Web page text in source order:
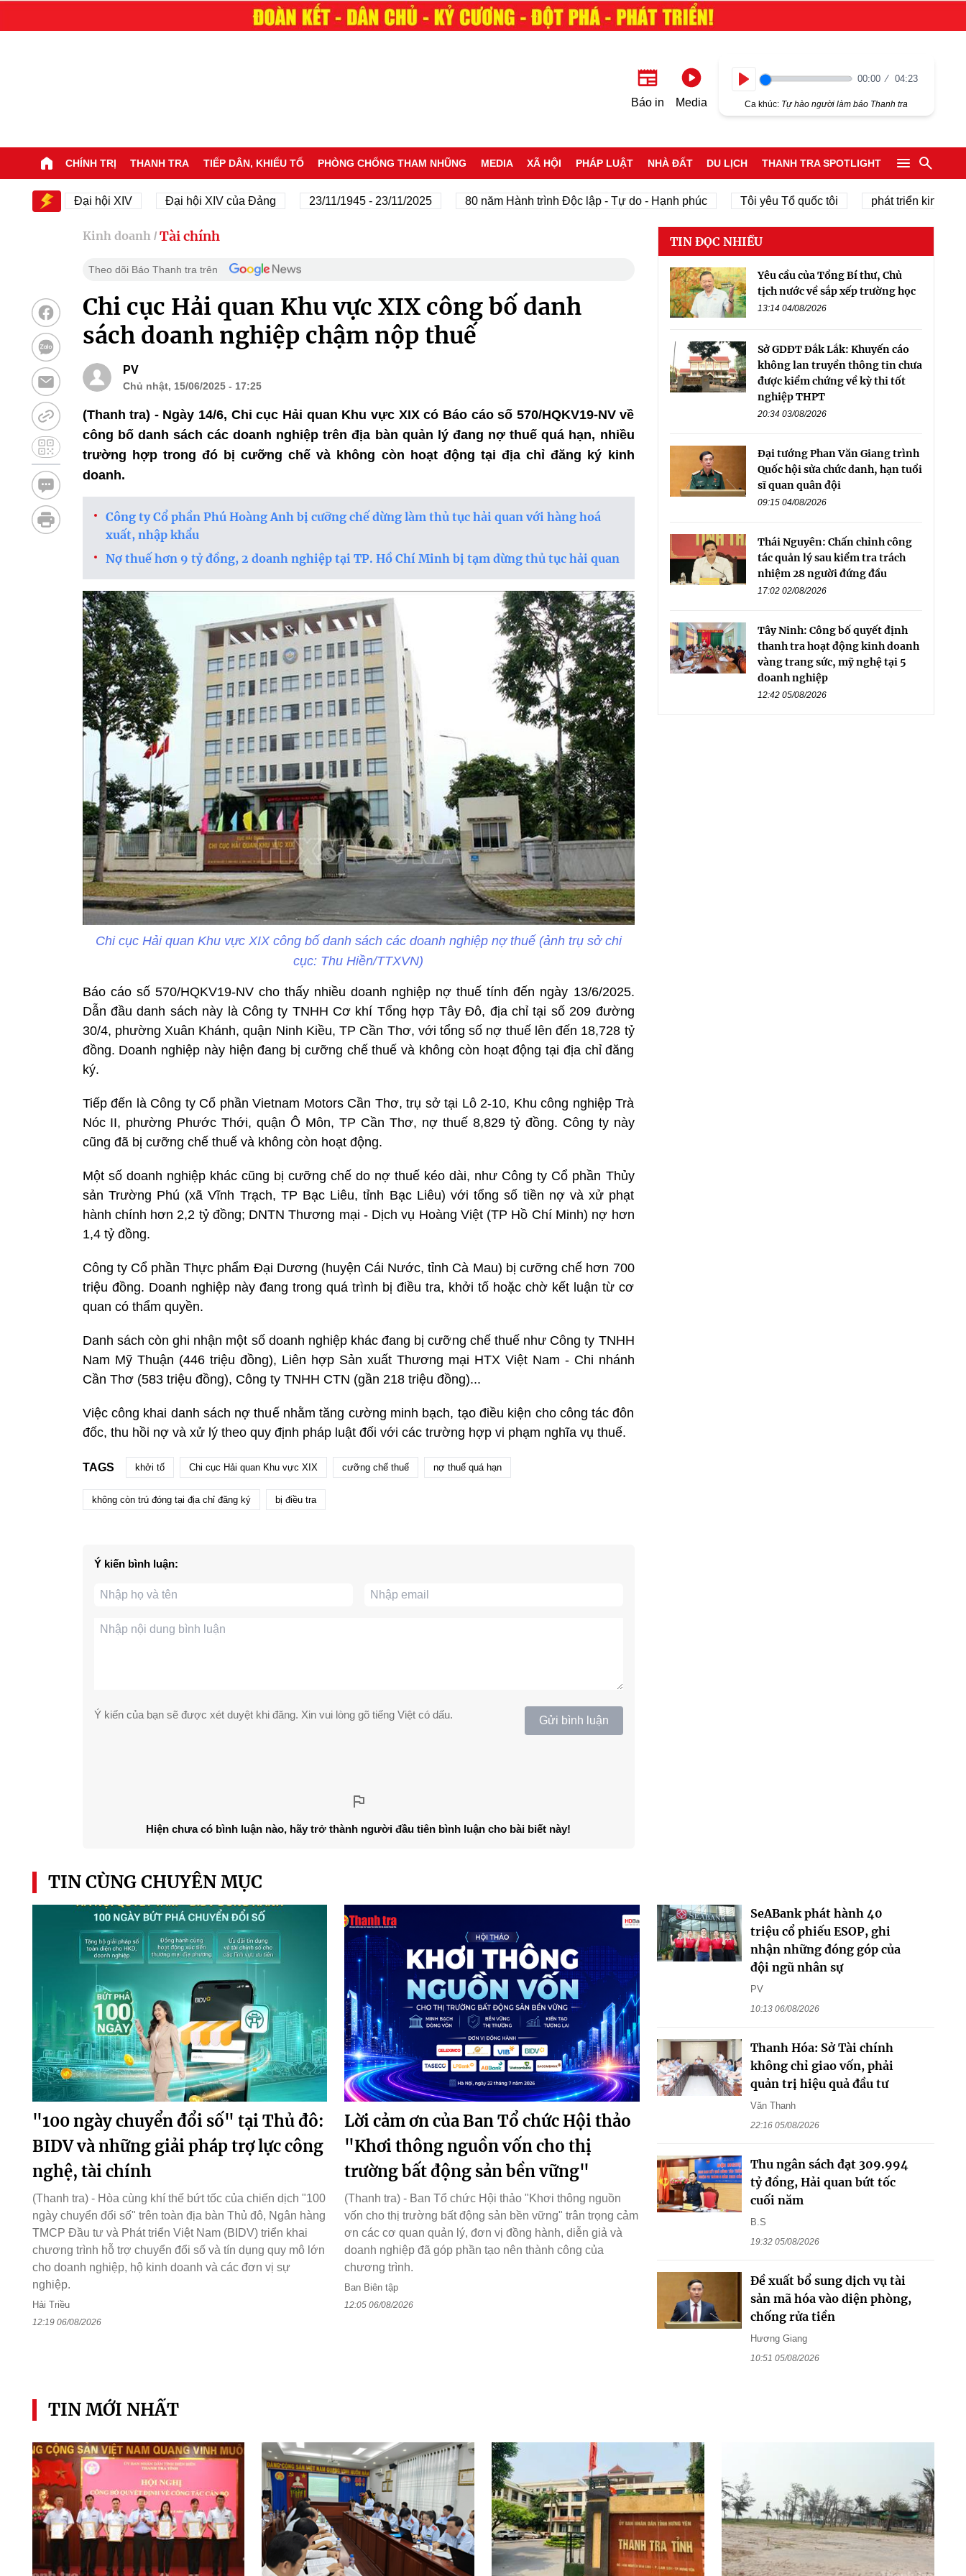
Báo in Media
00:00 04:23
Ca khúc: Tự hào người làm báo Thanh tra
CHÍNH TRỊ THANH TRA TIẾP DÂN, KHIẾU TỐ PHÒNG CHỐNG THAM NHŨNG MEDIA XÃ HỘI PHÁP LUẬT NHÀ ĐẤT DU LỊCH THANH TRA SPOTLIGHT
Đại hội XIV Đại hội XIV của Đảng 23/11/1945 - 23/11/2025 80 năm Hành trình Độc lập - Tự do - Hạnh phúc Tôi yêu Tổ quốc tôi phát triển kinh tế tư nhân
Kinh doanh / Tài chính
Theo dõi Báo Thanh tra trên
Chi cục Hải quan Khu vực XIX công bố danh
sách doanh nghiệp chậm nộp thuế
PV
Chủ nhật, 15/06/2025 - 17:25
(Thanh tra) - Ngày 14/6, Chi cục Hải quan Khu vực XIX có Báo cáo số 570/HQKV19-NV về
công bố danh sách các doanh nghiệp trên địa bàn quản lý đang nợ thuế quá hạn, nhiều
trường hợp trong đó bị cưỡng chế và không còn hoạt động tại địa chỉ đăng ký kinh
doanh.
Công ty Cổ phần Phú Hoàng Anh bị cưỡng chế dừng làm thủ tục hải quan với hàng hoá
xuất, nhập khẩu
Nợ thuế hơn 9 tỷ đồng, 2 doanh nghiệp tại TP. Hồ Chí Minh bị tạm dừng thủ tục hải quan
Chi cục Hải quan Khu vực XIX công bố danh sách các doanh nghiệp nợ thuế (ảnh trụ sở chi
cục: Thu Hiền/TTXVN)
Báo cáo số 570/HQKV19-NV cho thấy nhiều doanh nghiệp nợ thuế tính đến ngày 13/6/2025.
Dẫn đầu danh sách này là Công ty TNHH Cơ khí Tổng hợp Tây Đô, địa chỉ tại số 209 đường
30/4, phường Xuân Khánh, quận Ninh Kiều, TP Cần Thơ, với tổng số nợ thuế lên đến 18,728 tỷ
đồng. Doanh nghiệp này hiện đang bị cưỡng chế thuế và không còn hoạt động tại địa chỉ đăng
ký.
Tiếp đến là Công ty Cổ phần Vietnam Motors Cần Thơ, trụ sở tại Lô 2-10, Khu công nghiệp Trà
Nóc II, phường Phước Thới, quận Ô Môn, TP Cần Thơ, nợ thuế 8,829 tỷ đồng. Công ty này
cũng đã bị cưỡng chế thuế và không còn hoạt động.
Một số doanh nghiệp khác cũng bị cưỡng chế do nợ thuế kéo dài, như Công ty Cổ phần Thủy
sản Trường Phú (xã Vĩnh Trạch, TP Bạc Liêu, tỉnh Bạc Liêu) với tổng số tiền nợ và xử phạt
hành chính hơn 2,2 tỷ đồng; DNTN Thương mại - Dịch vụ Hoàng Việt (TP Hồ Chí Minh) nợ hơn
1,4 tỷ đồng.
Công ty Cổ phần Thực phẩm Đại Dương (huyện Cái Nước, tỉnh Cà Mau) bị cưỡng chế hơn 700
triệu đồng. Doanh nghiệp này đang trong quá trình bị điều tra, khởi tố hoặc chờ kết luận từ cơ
quan có thẩm quyền.
Danh sách còn ghi nhận một số doanh nghiệp khác đang bị cưỡng chế thuế như Công ty TNHH
Nam Mỹ Thuận (446 triệu đồng), Liên hợp Sản xuất Thương mại HTX Việt Nam - Chi nhánh
Cần Thơ (583 triệu đồng), Công ty TNHH CTN (gần 218 triệu đồng)...
Việc công khai danh sách nợ thuế nhằm tăng cường minh bạch, tạo điều kiện cho công tác đôn
đốc, thu hồi nợ và xử lý theo quy định pháp luật đối với các trường hợp vi phạm nghĩa vụ thuế.
TAGS khởi tố Chi cục Hải quan Khu vực XIX cưỡng chế thuế nợ thuế quá hạn
không còn trú đóng tại địa chỉ đăng ký bị điều tra
Ý kiến bình luận:
Ý kiến của bạn sẽ được xét duyệt khi đăng. Xin vui lòng gõ tiếng Việt có dấu. Gửi bình luận
Hiện chưa có bình luận nào, hãy trở thành người đầu tiên bình luận cho bài biết này!
TIN ĐỌC NHIỀU
Yêu cầu của Tổng Bí thư, Chủ
tịch nước về sắp xếp trường học
13:14 04/08/2026
Sở GDĐT Đắk Lắk: Khuyến cáo
không lan truyền thông tin chưa
được kiểm chứng về kỳ thi tốt
nghiệp THPT
20:34 03/08/2026
Đại tướng Phan Văn Giang trình
Quốc hội sửa chức danh, hạn tuổi
sĩ quan quân đội
09:15 04/08/2026
Thái Nguyên: Chấn chỉnh công
tác quản lý sau kiểm tra trách
nhiệm 28 người đứng đầu
17:02 02/08/2026
Tây Ninh: Công bố quyết định
thanh tra hoạt động kinh doanh
vàng trang sức, mỹ nghệ tại 5
doanh nghiệp
12:42 05/08/2026
TIN CÙNG CHUYÊN MỤC
"100 ngày chuyển đổi số" tại Thủ đô:
BIDV và những giải pháp trợ lực công
nghệ, tài chính
(Thanh tra) - Hòa cùng khí thế bứt tốc của chiến dịch "100
ngày chuyển đổi số" trên toàn địa bàn Thủ đô, Ngân hàng
TMCP Đầu tư và Phát triển Việt Nam (BIDV) triển khai
chương trình hỗ trợ chuyển đổi số và tín dụng quy mô lớn
cho doanh nghiệp, hộ kinh doanh và các đơn vị sự
nghiệp.
Hải Triều
12:19 06/08/2026
Lời cảm ơn của Ban Tổ chức Hội thảo
"Khơi thông nguồn vốn cho thị
trường bất động sản bền vững"
(Thanh tra) - Ban Tổ chức Hội thảo "Khơi thông nguồn
vốn cho thị trường bất động sản bền vững" trân trọng cảm
ơn các cơ quan quản lý, đơn vị đồng hành, diễn giả và
doanh nghiệp đã góp phần tạo nên thành công của
chương trình.
Ban Biên tập
12:05 06/08/2026
SeABank phát hành 40
triệu cổ phiếu ESOP, ghi
nhận những đóng góp của
đội ngũ nhân sự
PV
10:13 06/08/2026
Thanh Hóa: Sở Tài chính
không chỉ giao vốn, phải
quản trị hiệu quả đầu tư
Văn Thanh
22:16 05/08/2026
Thu ngân sách đạt 309.994
tỷ đồng, Hải quan bứt tốc
cuối năm
B.S
19:32 05/08/2026
Đề xuất bổ sung dịch vụ tài
sản mã hóa vào diện phòng,
chống rửa tiền
Hương Giang
10:51 05/08/2026
TIN MỚI NHẤT